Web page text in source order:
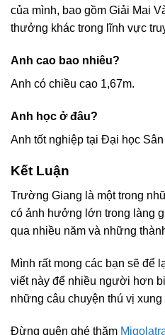
của mình, bao gồm Giải Mai
thưởng khác trong lĩnh vực
Anh cao bao nhiêu?
Anh có chiều cao 1,67m.
Anh học ở đâu?
Anh tốt nghiệp tại Đại học
Kết Luận
Trường Giang là một trong
có ảnh hưởng lớn trong làng
qua nhiều năm và những
Mình rất mong các bạn sẽ để
viết này để nhiều người hơn
những câu chuyện thú vị xung
Đừng quên ghé thăm